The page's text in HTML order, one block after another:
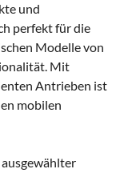
und
perfekt für die
Modelle von
Mit
Antrieben ist
mobilen